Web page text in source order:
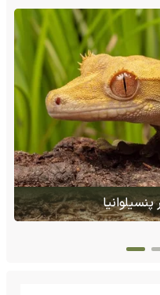
گلو بادبزنی که
بدنش پرتاب می‌کند